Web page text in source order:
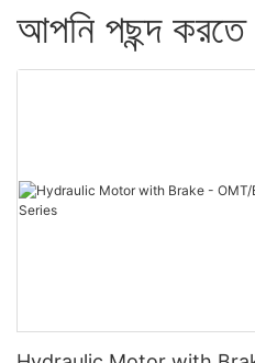
আপনি পছন্দ করতে